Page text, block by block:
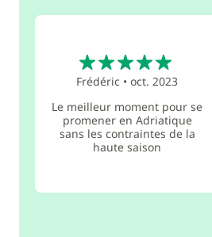
Frédéric •oct. 2023
Le meilleur moment pour se
promener en Adriatique
sans les contraintes de la
haute saison